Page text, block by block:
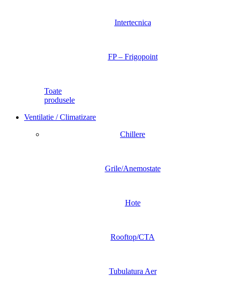
Intertecnica
FP – Frigopoint
Toate
produsele
Ventilatie / Climatizare
Chillere
Grile/Anemostate
Hote
Rooftop/CTA
Tubulatura Aer